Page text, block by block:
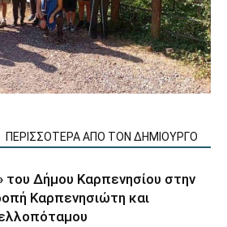
ΠΕΡΙΣΣΟΤΕΡΑ ΑΠΟ ΤΟΝ ΔΗΜΙΟΥΡΓΟ
του Δήμου Καρπενησίου στην
Καρπενησιώτη και